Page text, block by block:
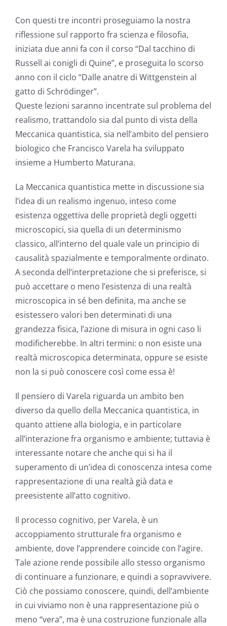
Con questi tre incontri proseguiamo la nostra
riflessione sul rapporto fra scienza e filosofia,
iniziata due anni fa con il corso “Dal tacchino di
Russell ai conigli di Quine”, e proseguita lo scorso
anno con il ciclo “Dalle anatre di Wittgenstein al
gatto di Schrödinger”.
Queste lezioni saranno incentrate sul problema del
realismo, trattandolo sia dal punto di vista della
Meccanica quantistica, sia nell’ambito del pensiero
biologico che Francisco Varela ha sviluppato
insieme a Humberto Maturana.
La Meccanica quantistica mette in discussione sia
l’idea di un realismo ingenuo, inteso come
esistenza oggettiva delle proprietà degli oggetti
microscopici, sia quella di un determinismo
classico, all’interno del quale vale un principio di
causalità spazialmente e temporalmente ordinato.
A seconda dell’interpretazione che si preferisce, si
può accettare o meno l’esistenza di una realtà
microscopica in sé ben definita, ma anche se
esistessero valori ben determinati di una
grandezza fisica, l’azione di misura in ogni caso li
modificherebbe. In altri termini: o non esiste una
realtà microscopica determinata, oppure se esiste
non la si può conoscere così come essa è!
Il pensiero di Varela riguarda un ambito ben
diverso da quello della Meccanica quantistica, in
quanto attiene alla biologia, e in particolare
all’interazione fra organismo e ambiente; tuttavia è
interessante notare che anche qui si ha il
superamento di un’idea di conoscenza intesa come
rappresentazione di una realtà già data e
preesistente all’atto cognitivo.
Il processo cognitivo, per Varela, è un
accoppiamento strutturale fra organismo e
ambiente, dove l’apprendere coincide con l’agire.
Tale azione rende possibile allo stesso organismo
di continuare a funzionare, e quindi a sopravvivere.
Ciò che possiamo conoscere, quindi, dell’ambiente
in cui viviamo non è una rappresentazione più o
meno “vera”, ma è una costruzione funzionale alla